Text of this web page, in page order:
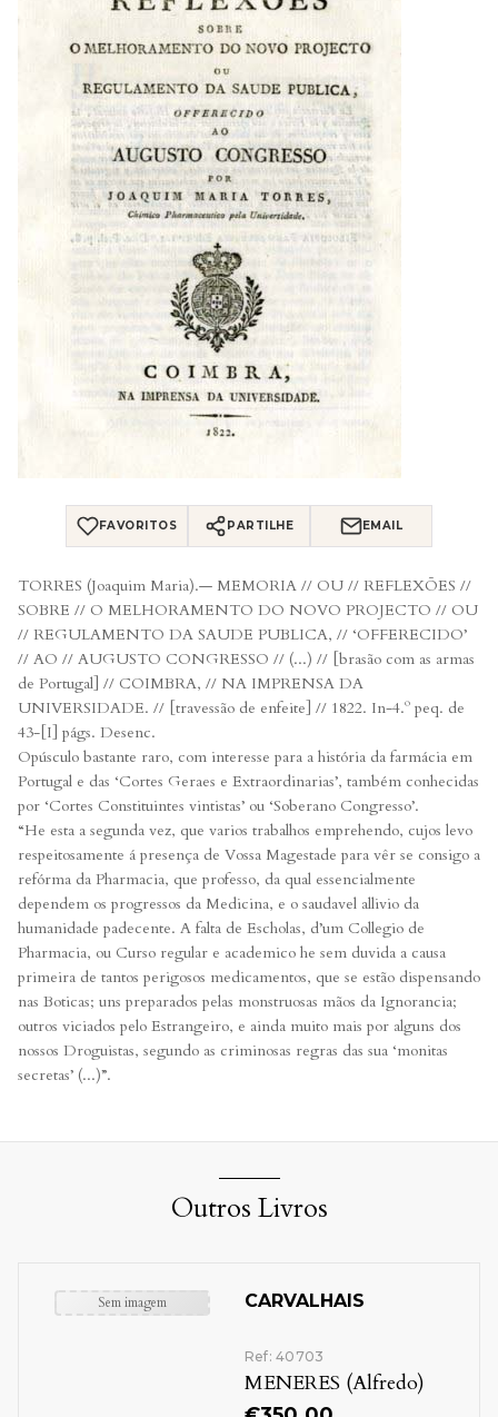
FAVORITOS PARTILHE EMAIL
TORRES (Joaquim Maria).— MEMORIA // OU // REFLEXÕES //
SOBRE // O MELHORAMENTO DO NOVO PROJECTO // OU
// REGULAMENTO DA SAUDE PUBLICA, // ‘OFFERECIDO’
// AO // AUGUSTO CONGRESSO // (...) // [brasão com as armas
de Portugal] // COIMBRA, // NA IMPRENSA DA
UNIVERSIDADE. // [travessão de enfeite] // 1822. In-4.º peq. de
43-[I] págs. Desenc.
Opúsculo bastante raro, com interesse para a história da farmácia em
Portugal e das ‘Cortes Geraes e Extraordinarias’, também conhecidas
por ‘Cortes Constituintes vintistas’ ou ‘Soberano Congresso’.
“He esta a segunda vez, que varios trabalhos emprehendo, cujos levo
respeitosamente á presença de Vossa Magestade para vêr se consigo a
refórma da Pharmacia, que professo, da qual essencialmente
dependem os progressos da Medicina, e o saudavel allivio da
humanidade padecente. A falta de Escholas, d’um Collegio de
Pharmacia, ou Curso regular e academico he sem duvida a causa
primeira de tantos perigosos medicamentos, que se estão dispensando
nas Boticas; uns preparados pelas monstruosas mãos da Ignorancia;
outros viciados pelo Estrangeiro, e ainda muito mais por alguns dos
nossos Droguistas, segundo as criminosas regras das sua ‘monitas
secretas’ (...)”.
Outros Livros
CARVALHAIS